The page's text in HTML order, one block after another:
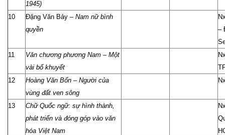
1945)
10
Đặng Văn Bảy – Nam nữ bình
quyền
–
11
Văn chương phương Nam – Một
vài bổ khuyết
12
Hoàng Văn Bổn – Người của
vùng đất ven sông
13
Chữ Quốc ngữ: sự hình thành,
phát triển và đóng góp vào văn
hóa Việt Nam